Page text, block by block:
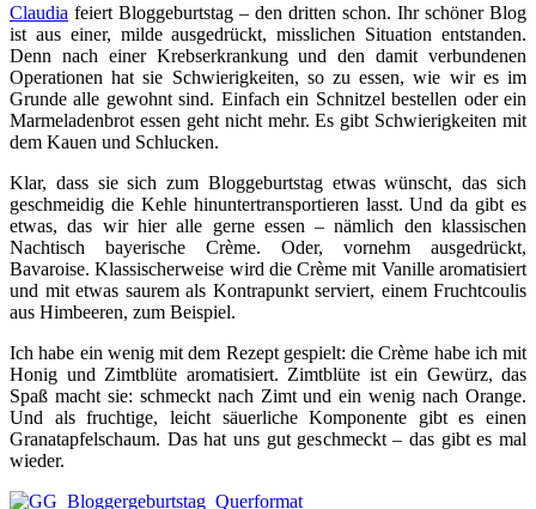
Claudia feiert Bloggeburtstag – den dritten schon. Ihr schöner Blog
ist aus einer, milde ausgedrückt, misslichen Situation entstanden.
Denn nach einer Krebserkrankung und den damit verbundenen
Operationen hat sie Schwierigkeiten, so zu essen, wie wir es im
Grunde alle gewohnt sind. Einfach ein Schnitzel bestellen oder ein
Marmeladenbrot essen geht nicht mehr. Es gibt Schwierigkeiten mit
dem Kauen und Schlucken.
Klar, dass sie sich zum Bloggeburtstag etwas wünscht, das sich
geschmeidig die Kehle hinuntertransportieren lasst. Und da gibt es
etwas, das wir hier alle gerne essen – nämlich den klassischen
Nachtisch bayerische Crème. Oder, vornehm ausgedrückt,
Bavaroise. Klassischerweise wird die Crème mit Vanille aromatisiert
und mit etwas saurem als Kontrapunkt serviert, einem Fruchtcoulis
aus Himbeeren, zum Beispiel.
Ich habe ein wenig mit dem Rezept gespielt: die Crème habe ich mit
Honig und Zimtblüte aromatisiert. Zimtblüte ist ein Gewürz, das
Spaß macht sie: schmeckt nach Zimt und ein wenig nach Orange.
Und als fruchtige, leicht säuerliche Komponente gibt es einen
Granatapfelschaum. Das hat uns gut geschmeckt – das gibt es mal
wieder.